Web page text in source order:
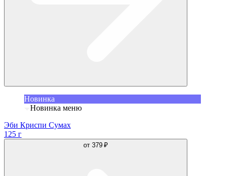
Новинка
Новинка меню
Эби Криспи Сумах
125 г
от 379 ₽